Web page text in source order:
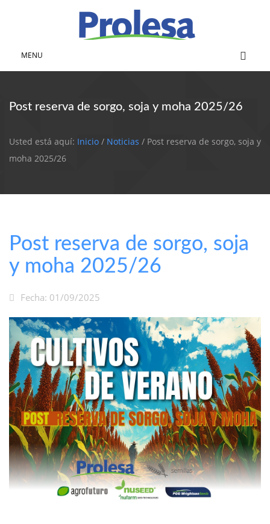
MENU
Post reserva de sorgo, soja y moha 2025/26
Usted está aquí: Inicio / Noticias / Post reserva de sorgo, soja y
moha 2025/26
Post reserva de sorgo, soja
y moha 2025/26
Fecha: 01/09/2025